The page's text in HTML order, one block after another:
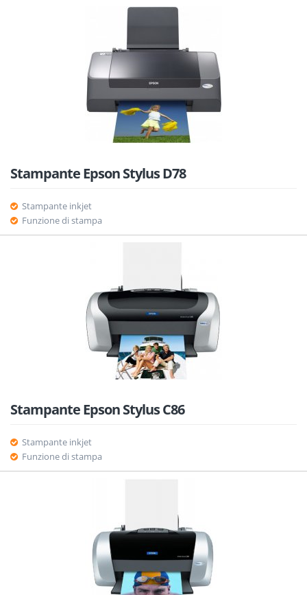
Stampante Epson Stylus D78
Stampante inkjet
Funzione di stampa
Stampante Epson Stylus C86
Stampante inkjet
Funzione di stampa